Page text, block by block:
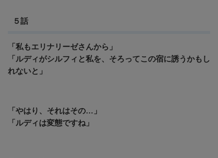
５話
「私もエリナリーゼさんから」
「ルディがシルフィと私を、そろってこの宿に誘うかもし
れないと」
「やはり、それはその…」
「ルディは変態ですね」